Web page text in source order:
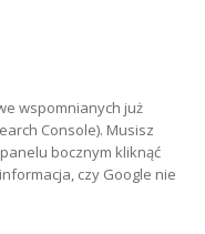
wspomnianych już
Console). Musisz
bocznym kliknąć
czy Google nie